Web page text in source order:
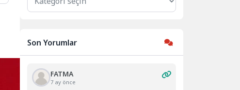
Son Yorumlar
FATMA
7 ay önce